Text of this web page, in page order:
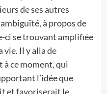
de ses autres
à propos de
ci se trouvant amplifiée
vie. Il y alla de
ce moment, qui
l’idée que
et favoriserait le